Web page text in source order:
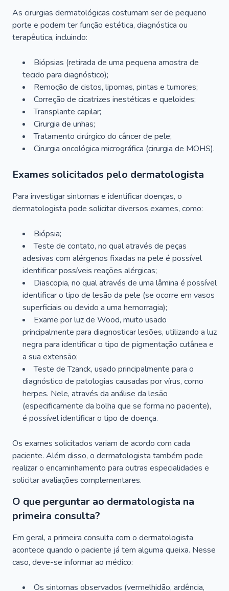
As cirurgias dermatológicas costumam ser de pequeno
porte e podem ter função estética, diagnóstica ou
terapêutica, incluindo:
Biópsias (retirada de uma pequena amostra de
tecido para diagnóstico);
Remoção de cistos, lipomas, pintas e tumores;
Correção de cicatrizes inestéticas e queloides;
Transplante capilar;
Cirurgia de unhas;
Tratamento cirúrgico do câncer de pele;
Cirurgia oncológica micrográfica (cirurgia de MOHS).
Exames solicitados pelo dermatologista
Para investigar sintomas e identificar doenças, o
dermatologista pode solicitar diversos exames, como:
Biópsia;
Teste de contato, no qual através de peças
adesivas com alérgenos fixadas na pele é possível
identificar possíveis reações alérgicas;
Diascopia, no qual através de uma lâmina é possível
identificar o tipo de lesão da pele (se ocorre em vasos
superficiais ou devido a uma hemorragia);
Exame por luz de Wood, muito usado
principalmente para diagnosticar lesões, utilizando a luz
negra para identificar o tipo de pigmentação cutânea e
a sua extensão;
Teste de Tzanck, usado principalmente para o
diagnóstico de patologias causadas por vírus, como
herpes. Nele, através da análise da lesão
(especificamente da bolha que se forma no paciente),
é possível identificar o tipo de doença.
Os exames solicitados variam de acordo com cada
paciente. Além disso, o dermatologista também pode
realizar o encaminhamento para outras especialidades e
solicitar avaliações complementares.
O que perguntar ao dermatologista na
primeira consulta?
Em geral, a primeira consulta com o dermatologista
acontece quando o paciente já tem alguma queixa. Nesse
caso, deve-se informar ao médico:
Os sintomas observados (vermelhidão, ardência,